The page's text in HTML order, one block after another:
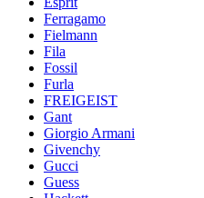
Ferragamo
Fielmann
Fila
Fossil
Furla
FREIGEIST
Gant
Giorgio Armani
Givenchy
Gucci
Guess